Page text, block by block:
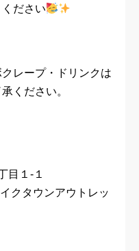
ださい
レープ・ドリンクは
ください。
目１-１
タウンアウトレッ